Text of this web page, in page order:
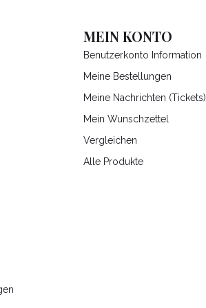
MEIN KONTO
Benutzerkonto Information
Meine Bestellungen
Meine Nachrichten (Tickets)
Mein Wunschzettel
Vergleichen
Alle Produkte